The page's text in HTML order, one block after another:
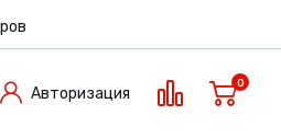
Авторизация
0